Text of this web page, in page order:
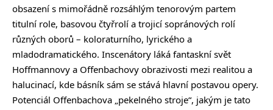
obsazení s mimořádně rozsáhlým tenorovým partem
titulní role, basovou čtyřrolí a trojicí sopránových rolí
různých oborů – koloraturního, lyrického a
mladodramatického. Inscenátory láká fantaskní svět
Hoffmannovy a Offenbachovy obrazivosti mezi realitou a
halucinací, kde básník sám se stává hlavní postavou opery.
Potenciál Offenbachova „pekelného stroje“, jakým je tato